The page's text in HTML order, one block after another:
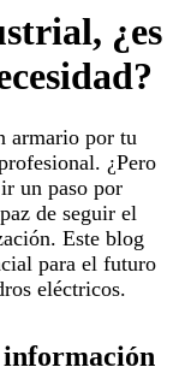
¿es
armario por tu
¿Pero
un paso por
de seguir el
Este blog
para el futuro
eléctricos.